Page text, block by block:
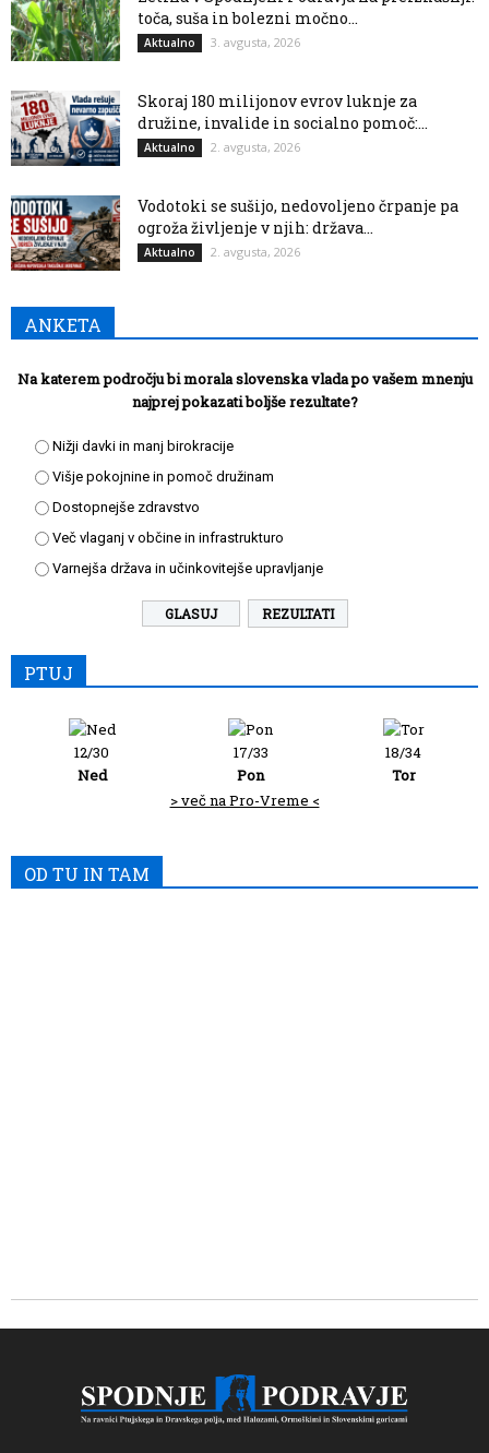
toča, suša in bolezni močno...
Aktualno 3. avgusta, 2026
Skoraj 180 milijonov evrov luknje za
družine, invalide in socialno pomoč:...
Aktualno 2. avgusta, 2026
Vodotoki se sušijo, nedovoljeno črpanje pa
ogroža življenje v njih: država...
Aktualno 2. avgusta, 2026
ANKETA
Na katerem področju bi morala slovenska vlada po vašem mnenju
najprej pokazati boljše rezultate?
Nižji davki in manj birokracije
Višje pokojnine in pomoč družinam
Dostopnejše zdravstvo
Več vlaganj v občine in infrastrukturo
Varnejša država in učinkovitejše upravljanje
REZULTATI
PTUJ
12/30
Ned
17/33
Pon
18/34
Tor
> več na Pro-Vreme <
OD TU IN TAM